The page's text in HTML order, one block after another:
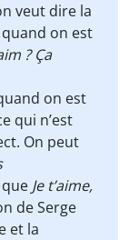
veut dire la
quand on est
? Ça
on est
qui n’est
On peut
Je t’aime,
de Serge
et la